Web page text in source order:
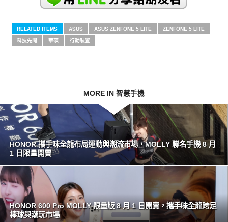
RELATED ITEMS ASUS ASUS ZENFONE 5 LITE ZENFONE 5 LITE
科技先聞 華碩 行動裝置
MORE IN 智慧手機
HONOR 攜手味全龍布局運動與潮流市場，MOLLY 聯名手機 8 月
1 日限量開賣
HONOR 600 Pro MOLLY 限量版 8 月 1 日開賣，攜手味全龍跨足
棒球與潮玩市場